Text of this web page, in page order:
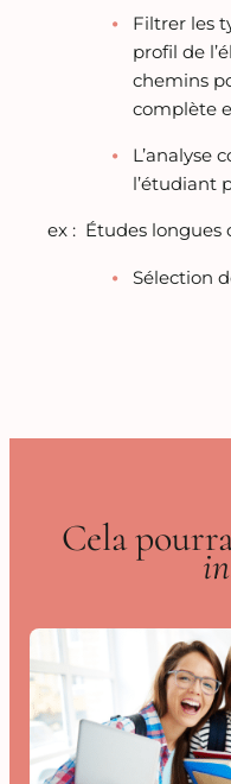
Filtrer les
profil de
chemins
complète
L’analyse
l’étudiant
ex : Études longues
Sélection
Cela